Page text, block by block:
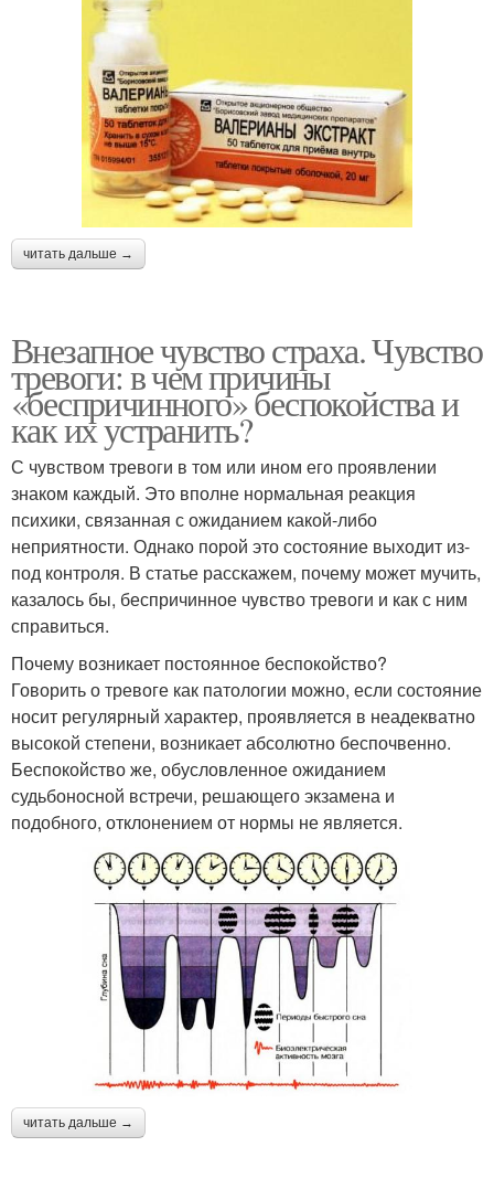
читать дальше →
Внезапное чувство страха. Чувство
тревоги: в чем причины
«беспричинного» беспокойства и
как их устранить?
С чувством тревоги в том или ином его проявлении
знаком каждый. Это вполне нормальная реакция
психики, связанная с ожиданием какой-либо
неприятности. Однако порой это состояние выходит из-
под контроля. В статье расскажем, почему может мучить,
казалось бы, беспричинное чувство тревоги и как с ним
справиться.
Почему возникает постоянное беспокойство?
Говорить о тревоге как патологии можно, если состояние
носит регулярный характер, проявляется в неадекватно
высокой степени, возникает абсолютно беспочвенно.
Беспокойство же, обусловленное ожиданием
судьбоносной встречи, решающего экзамена и
подобного, отклонением от нормы не является.
читать дальше →